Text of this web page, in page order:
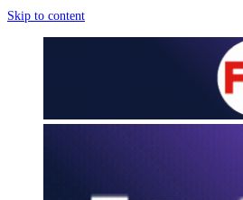
Skip to content